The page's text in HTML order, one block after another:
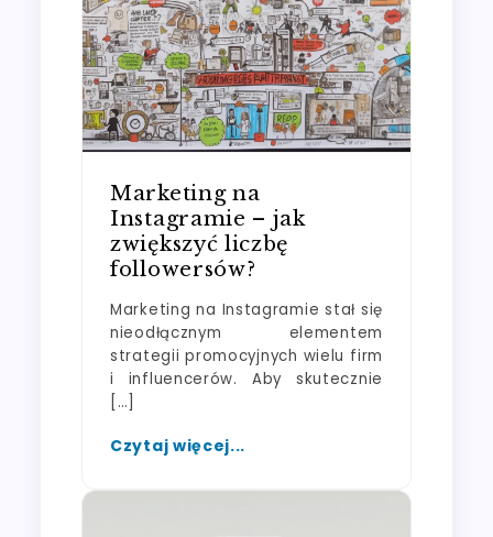
Marketing na
Instagramie – jak
zwiększyć liczbę
followersów?
Marketing na Instagramie stał się
nieodłącznym elementem
strategii promocyjnych wielu firm
i influencerów. Aby skutecznie
[…]
Czytaj więcej...